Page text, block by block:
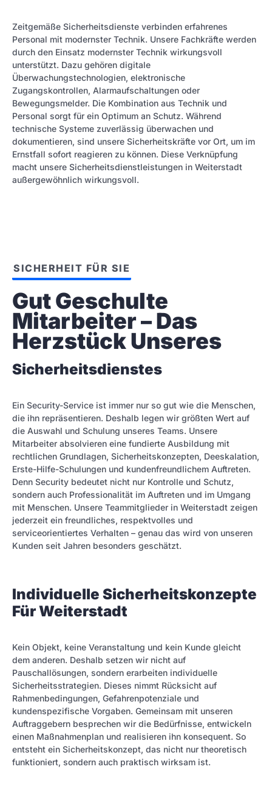
Zeitgemäße Sicherheitsdienste verbinden erfahrenes
Personal mit modernster Technik. Unsere Fachkräfte werden
durch den Einsatz modernster Technik wirkungsvoll
unterstützt. Dazu gehören digitale
Überwachungstechnologien, elektronische
Zugangskontrollen, Alarmaufschaltungen oder
Bewegungsmelder. Die Kombination aus Technik und
Personal sorgt für ein Optimum an Schutz. Während
technische Systeme zuverlässig überwachen und
dokumentieren, sind unsere Sicherheitskräfte vor Ort, um im
Ernstfall sofort reagieren zu können. Diese Verknüpfung
macht unsere Sicherheitsdienstleistungen in Weiterstadt
außergewöhnlich wirkungsvoll.
SICHERHEIT FÜR SIE
Gut Geschulte
Mitarbeiter – Das
Herzstück Unseres
Sicherheitsdienstes
Ein Security-Service ist immer nur so gut wie die Menschen,
die ihn repräsentieren. Deshalb legen wir größten Wert auf
die Auswahl und Schulung unseres Teams. Unsere
Mitarbeiter absolvieren eine fundierte Ausbildung mit
rechtlichen Grundlagen, Sicherheitskonzepten, Deeskalation,
Erste-Hilfe-Schulungen und kundenfreundlichem Auftreten.
Denn Security bedeutet nicht nur Kontrolle und Schutz,
sondern auch Professionalität im Auftreten und im Umgang
mit Menschen. Unsere Teammitglieder in Weiterstadt zeigen
jederzeit ein freundliches, respektvolles und
serviceorientiertes Verhalten – genau das wird von unseren
Kunden seit Jahren besonders geschätzt.
Individuelle Sicherheitskonzepte
Für Weiterstadt
Kein Objekt, keine Veranstaltung und kein Kunde gleicht
dem anderen. Deshalb setzen wir nicht auf
Pauschallösungen, sondern erarbeiten individuelle
Sicherheitsstrategien. Dieses nimmt Rücksicht auf
Rahmenbedingungen, Gefahrenpotenziale und
kundenspezifische Vorgaben. Gemeinsam mit unseren
Auftraggebern besprechen wir die Bedürfnisse, entwickeln
einen Maßnahmenplan und realisieren ihn konsequent. So
entsteht ein Sicherheitskonzept, das nicht nur theoretisch
funktioniert, sondern auch praktisch wirksam ist.